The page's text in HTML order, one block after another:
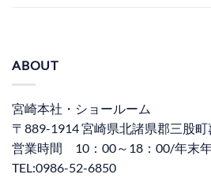
ABOUT
宮崎本社・ショールーム
〒889-1914 宮崎県北諸県郡三股
営業時間 10：00～18：00/年末
TEL:0986-52-6850